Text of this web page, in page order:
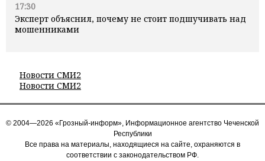
17:30
Эксперт объяснил, почему не стоит подшучивать над
мошенниками
Новости СМИ2
Новости СМИ2
© 2004—2026 «Грозный-информ», Информационное агентство Чеченской
Республики
Все права на материалы, находящиеся на сайте, охраняются в
соответствии с законодательством РФ.